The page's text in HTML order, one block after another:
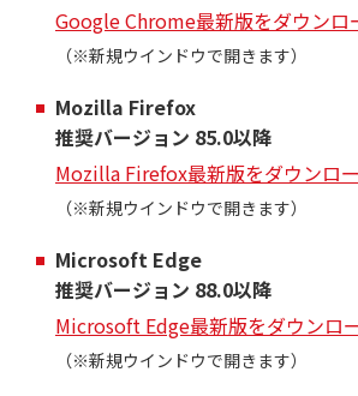
Google Chrome最新版をダウンロ
（※新規ウインドウで開きます）
Mozilla Firefox
推奨バージョン 85.0以降
Mozilla Firefox最新版をダウンロ
（※新規ウインドウで開きます）
Microsoft Edge
推奨バージョン 88.0以降
Microsoft Edge最新版をダウンロ
（※新規ウインドウで開きます）